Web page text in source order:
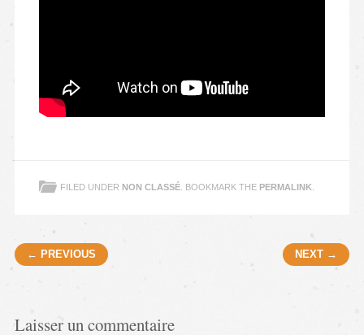
FILED UNDER NON CLASSÉ. BOOKMARK THE PERMALINK
Post navigation
← PREVIOUS NEXT →
Laisser un commentaire